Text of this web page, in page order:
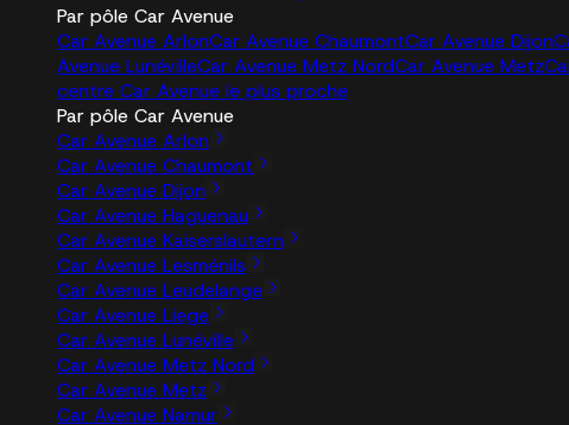
Par pôle Car Avenue
Car Avenue ArlonCar Avenue ChaumontCar Avenue Dijon
Avenue LunévilleCar Avenue Metz NordCar Avenue Metz
centre Car Avenue le plus proche
Par pôle Car Avenue
Car Avenue Arlon
Car Avenue Chaumont
Car Avenue Dijon
Car Avenue Haguenau
Car Avenue Kaiserslautern
Car Avenue Lesménils
Car Avenue Leudelange
Car Avenue Liege
Car Avenue Lunéville
Car Avenue Metz Nord
Car Avenue Metz
Car Avenue Namur